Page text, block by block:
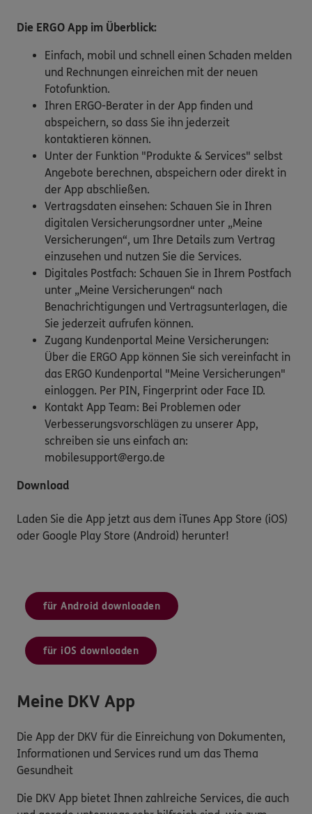
Die ERGO App im Überblick:
Einfach, mobil und schnell einen Schaden melden
und Rechnungen einreichen mit der neuen
Fotofunktion.
Ihren ERGO-Berater in der App finden und
abspeichern, so dass Sie ihn jederzeit
kontaktieren können.
Unter der Funktion "Produkte & Services" selbst
Angebote berechnen, abspeichern oder direkt in
der App abschließen.
Vertragsdaten einsehen: Schauen Sie in Ihren
digitalen Versicherungsordner unter „Meine
Versicherungen“, um Ihre Details zum Vertrag
einzusehen und nutzen Sie die Services.
Digitales Postfach: Schauen Sie in Ihrem Postfach
unter „Meine Versicherungen“ nach
Benachrichtigungen und Vertragsunterlagen, die
Sie jederzeit aufrufen können.
Zugang Kundenportal Meine Versicherungen:
Über die ERGO App können Sie sich vereinfacht in
das ERGO Kundenportal "Meine Versicherungen"
einloggen. Per PIN, Fingerprint oder Face ID.
Kontakt App Team: Bei Problemen oder
Verbesserungsvorschlägen zu unserer App,
schreiben sie uns einfach an:
mobilesupport@ergo.de
Download
Laden Sie die App jetzt aus dem iTunes App Store (iOS)
oder Google Play Store (Android) herunter!
für Android downloaden
für iOS downloaden
Meine DKV App
Die App der DKV für die Einreichung von Dokumenten,
Informationen und Services rund um das Thema
Gesundheit
Die DKV App bietet Ihnen zahlreiche Services, die auch